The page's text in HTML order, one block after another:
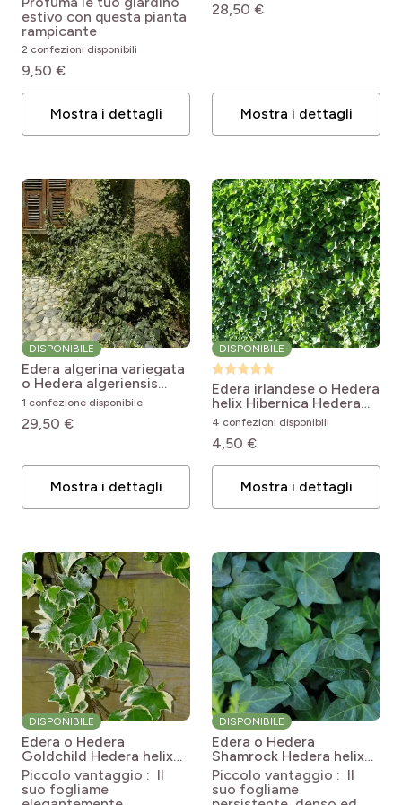
Zone 12 (+10 à 15,5°C)
Zone 13 (+15,5 à 21°C)
Si naturalizza
Coprisuolo e scarpate
Muri e recinzioni
Frutteto
L'interno (3)
Sinensis
estivo con questa pianta
rampicante
2 confezioni disponibili
9,50 €
Mostra i dettagli
28,50 €
Mostra i dettagli
DISPONIBILE
Edera algerina variegata
o Hedera algeriensis
'Gloire de Marengo'
Hedera algeriensis Gloire
de Marengo
1 confezione disponibile
29,50 €
Mostra i dettagli
DISPONIBILE
Edera irlandese o Hedera
helix Hibernica Hedera
hibernica
4 confezioni disponibili
4,50 €
Mostra i dettagli
DISPONIBILE
Edera o Hedera
Goldchild Hedera helix
Goldchild
Piccolo vantaggio : Il
suo fogliame
DISPONIBILE
Edera o Hedera
Shamrock Hedera helix
Shamrock
Piccolo vantaggio : Il
suo fogliame